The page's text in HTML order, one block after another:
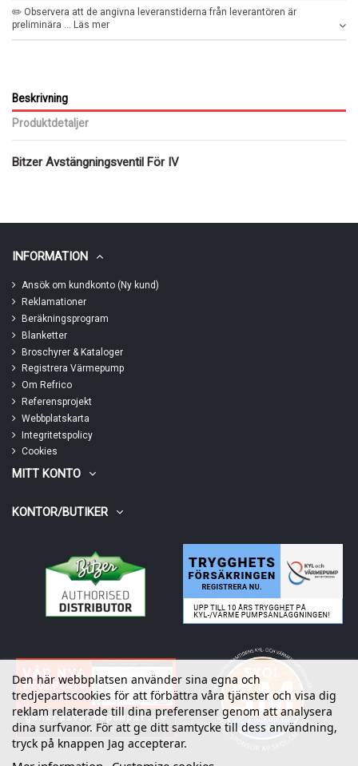
✏️ Observera att de angivna leveranstiderna från leverantören är
preliminära ... Läs mer
Beskrivning
Produktdetaljer
Bitzer Avstängningsventil För IV
INFORMATION
Ansök om kundkonto (Ny kund)
Reklamationer
Beräkningsprogram
Blanketter
Broschyrer & Kataloger
Registrera Värmepump
Om Refrico
Referensprojekt
Webbplatskarta
Integritetspolicy
Cookies
MITT KONTO
KONTOR/BUTIKER
Den här webbplatsen använder sina egna och
tredjepartscookies för att förbättra våra tjänster och visa dig
reklam relaterade till dina preferenser genom att analysera
dina surfvanor. För att ge ditt samtycke till dess användning,
tryck på knappen Jag accepterar.